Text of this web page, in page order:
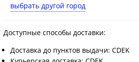
выбрать другой город
Доступные способы доставки:
Доставка до пунктов выдачи: CDEK